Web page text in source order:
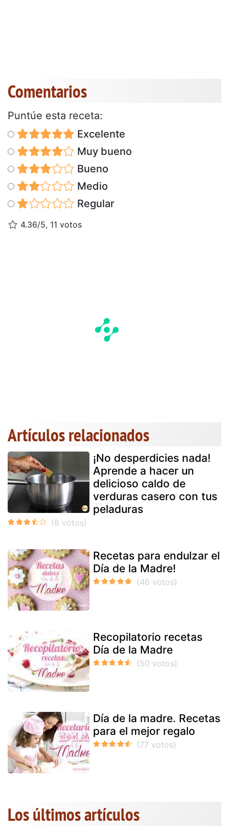
Comentarios
Puntúe esta receta:
Excelente
Muy bueno
Bueno
Medio
Regular
4.36/5, 11 votos
Artículos relacionados
¡No desperdicies nada!
Aprende a hacer un
delicioso caldo de
verduras casero con tus
peladuras
Recetas para endulzar el
Día de la Madre!
Recopilatorio recetas
Día de la Madre
Día de la madre. Recetas
para el mejor regalo
Los últimos artículos